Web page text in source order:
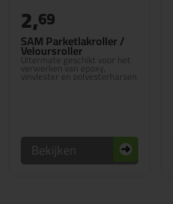
SAM Parketlakroller /
Veloursroller
Uitermate geschikt voor het
verwerken van epoxy,
vinylester en polyesterharsen
2,69
Bekijken